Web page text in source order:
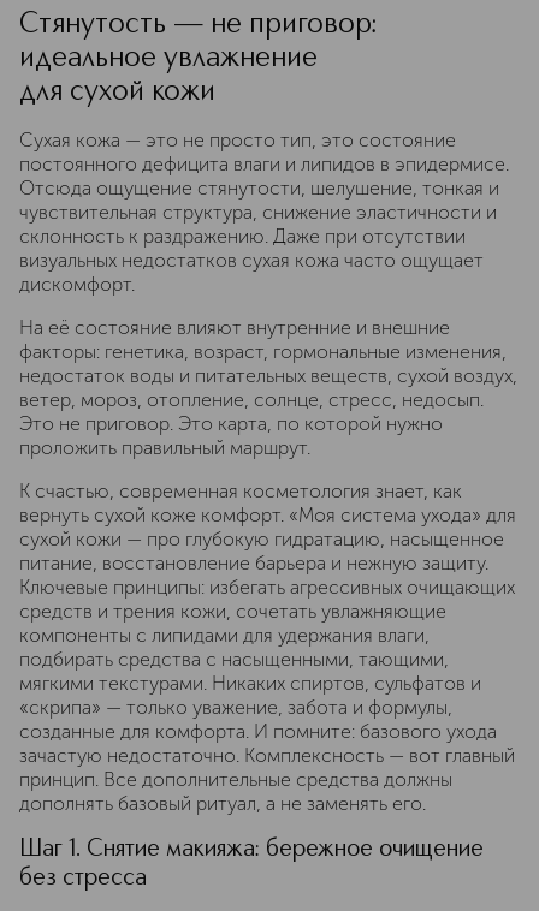
Стянутость — не приговор:
идеальное увлажнение
для сухой кожи
Сухая кожа — это не просто тип, это состояние
постоянного дефицита влаги и липидов в эпидермисе.
Отсюда ощущение стянутости, шелушение, тонкая и
чувствительная структура, снижение эластичности и
склонность к раздражению. Даже при отсутствии
визуальных недостатков сухая кожа часто ощущает
дискомфорт.
На её состояние влияют внутренние и внешние
факторы: генетика, возраст, гормональные изменения,
недостаток воды и питательных веществ, сухой воздух,
ветер, мороз, отопление, солнце, стресс, недосып.
Это не приговор. Это карта, по которой нужно
проложить правильный маршрут.
К счастью, современная косметология знает, как
вернуть сухой коже комфорт. «Моя система ухода» для
сухой кожи — про глубокую гидратацию, насыщенное
питание, восстановление барьера и нежную защиту.
Ключевые принципы: избегать агрессивных очищающих
средств и трения кожи, сочетать увлажняющие
компоненты с липидами для удержания влаги,
подбирать средства с насыщенными, тающими,
мягкими текстурами. Никаких спиртов, сульфатов и
«скрипа» — только уважение, забота и формулы,
созданные для комфорта. И помните: базового ухода
зачастую недостаточно. Комплексность — вот главный
принцип. Все дополнительные средства должны
дополнять базовый ритуал, а не заменять его.
Шаг 1. Снятие макияжа: бережное очищение
без стресса